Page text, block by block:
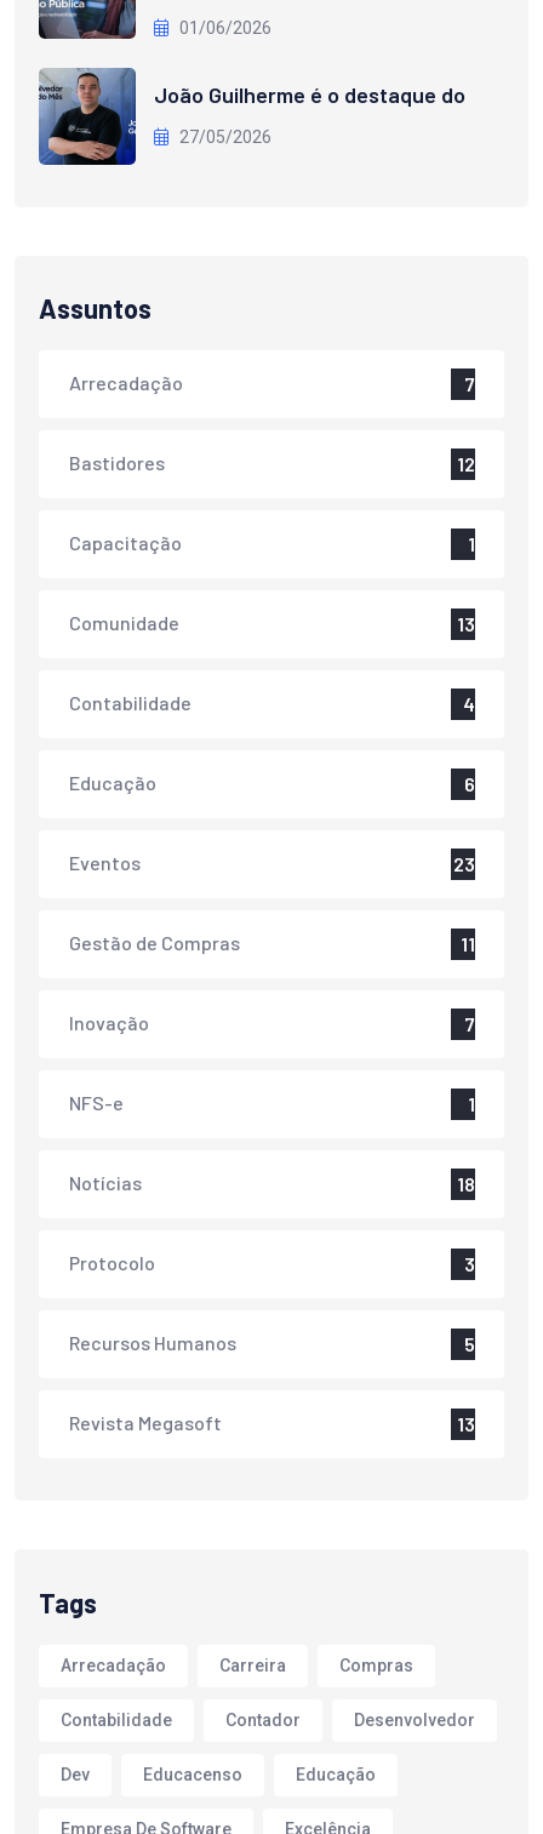
01/06/2026
João Guilherme é o destaque do
27/05/2026
Assuntos
Arrecadação 7
Bastidores 12
Capacitação 1
Comunidade 13
Contabilidade 4
Educação 6
Eventos 23
Gestão de Compras 11
Inovação 7
NFS-e 1
Notícias 18
Protocolo 3
Recursos Humanos 5
Revista Megasoft 13
Tags
Arrecadação Carreira Compras
Contabilidade Contador Desenvolvedor
Dev Educacenso Educação
Empresa De Software Excelência